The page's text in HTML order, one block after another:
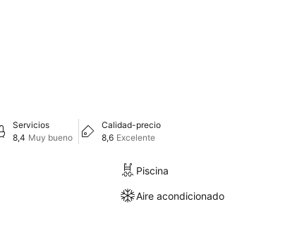
Servicios
8,4 Muy bueno
Calidad-precio
8,6 Excelente
Piscina
Aire acondicionado